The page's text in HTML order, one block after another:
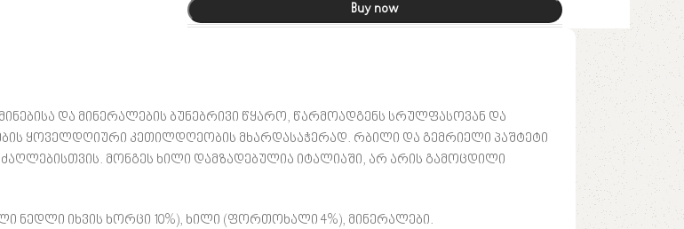
Buy now
და მინერალების ბუნებრივი წყარო, წარმოადგენს სრულფასოვან და
ყოველდღიური კეთილდღეობის მხარდასაჭერად. რბილი და გემრიელი პაშტეტი
მონგეს ხილი დამზადებულია იტალიაში, არ არის გამოცდილი
ნედლი იხვის ხორცი 10%), ხილი (ფორთოხალი 4%), მინერალები.